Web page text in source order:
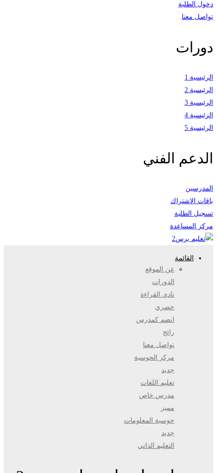
دخول الطلبة
تواصل معنا
دورات
الرئيسية 1
الرئيسية 2
الرئيسية 3
الرئيسية 4
الرئيسية 5
الدعم الفني
المدرسين
باقات الاشتراك
تسجيل الطلبة
مركز المساعدة
القائمة
عن الموقع
الدورات
نادي القراءة
حصري
انضم كمدرس
رائج
تواصل معنا
مركز الحوسبة
جديد
تعليم اللغات
مدرس خاص
مميز
حوسبة المعلومات
جديد
التعليم الذاتي